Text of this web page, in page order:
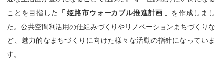
ことを目指した
「 姫路市ウォーカブル推進計画 」 を作成しまし
た。公共空間利活用の仕組みづくりやリノベーションまちづくりな
ど、魅力的なまちづくりに向けた様々な活動の指針になっていま
す。